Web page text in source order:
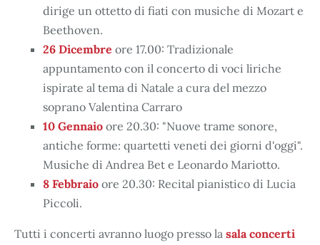
dirige un ottetto di fiati con musiche di Mozart e
Beethoven.
26 Dicembre ore 17.00: Tradizionale
appuntamento con il concerto di voci liriche
ispirate al tema di Natale a cura del mezzo
soprano Valentina Carraro
10 Gennaio ore 20.30: "Nuove trame sonore,
antiche forme: quartetti veneti dei giorni d'oggi".
Musiche di Andrea Bet e Leonardo Mariotto.
8 Febbraio ore 20.30: Recital pianistico di Lucia
Piccoli.
Tutti i concerti avranno luogo presso la sala concerti